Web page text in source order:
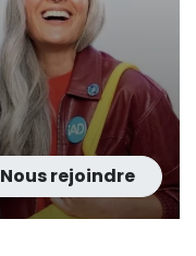
Nous rejoindre